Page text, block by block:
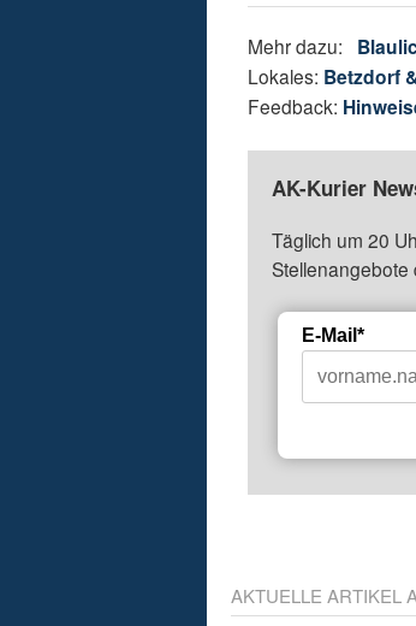
Mehr dazu:
Lokales: Betzdorf
Feedback:
AK-Kurier
Täglich um 20
Stellenangebote
E-Mail*
AKTUELLE ARTIKEL